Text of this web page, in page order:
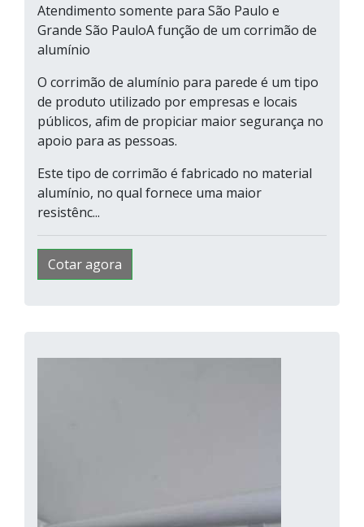
Atendimento somente para São Paulo e
Grande São PauloA função de um corrimão de
alumínio
O corrimão de alumínio para parede é um tipo
de produto utilizado por empresas e locais
públicos, afim de propiciar maior segurança no
apoio para as pessoas.
Este tipo de corrimão é fabricado no material
alumínio, no qual fornece uma maior
resistênc...
Cotar agora